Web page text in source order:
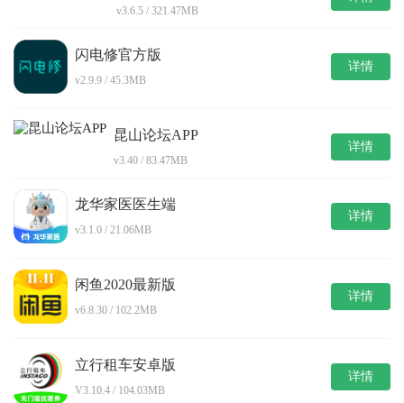
v3.6.5 / 321.47MB
闪电修官方版
v2.9.9 / 45.3MB
详情
昆山论坛APP
v3.40 / 83.47MB
详情
龙华家医医生端
v3.1.0 / 21.06MB
详情
闲鱼2020最新版
v6.8.30 / 102.2MB
详情
立行租车安卓版
V3.10.4 / 104.03MB
详情